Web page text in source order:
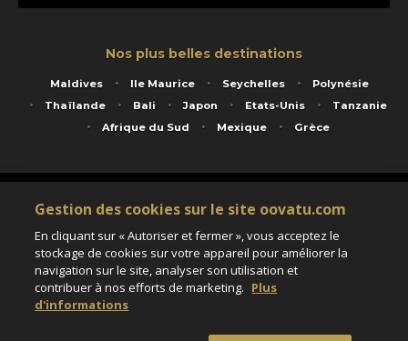
Nos plus belles destinations
Maldives Ile Maurice Seychelles
Polynésie
Thaïlande
Bali Japon Etats-Unis
Tanzanie
Afrique du Sud
Mexique Grèce
Service animé par Nautil Voyages - 22 rue Georges Picquart 75017 Paris - S.A.S
au capital de 155 696 euros - RCS Paris B 423 671 973 - Code APE 7911Z
Matricule Atout France IM075100020 - Garantie financière Groupama - Agrément IATA
Assurance responsabilité civile et professionnelle HISCOX RCP0081066
Gestion des cookies sur le site oovatu.com
En cliquant sur « Autoriser et fermer », vous acceptez le
stockage de cookies sur votre appareil pour améliorer la
navigation sur le site, analyser son utilisation et
contribuer à nos efforts de marketing. Plus
d'informations